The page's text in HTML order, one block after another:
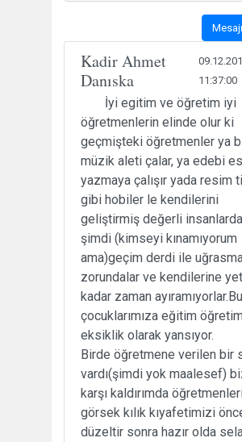
Kadir Ahmet
Danıska
11:37:00
İyi egitim ve öğretim iyi
öğretmenlerin elinde olur ki
geçmişteki öğretmenler ya
müzik aleti çalar, ya edebi
yazmaya çalışır yada resim
gibi hobiler le kendilerini
geliştirmiş değerli insanlarda
şimdi (kimseyi kınamıyorum
ama)geçim derdi ile
zorundalar ve kendilerine
kadar zaman
çocuklarımıza eğitim
eksiklik olarak yansıyor.
Birde öğretmene verilen bir
vardı(şimdi yok maalesef)
karşı kaldırımda
görsek kılık kıyafetimizi
düzeltir sonra hazır olda